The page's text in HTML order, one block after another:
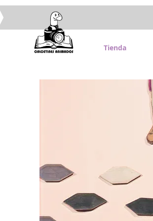
Tienda